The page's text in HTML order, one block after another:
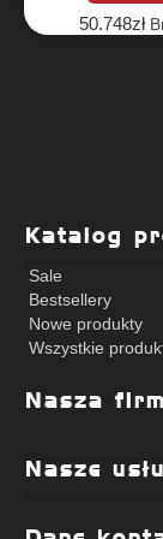
50.748zł
Katalog
Sale
Bestsellery
Nowe produkty
Wszystkie
Nasza
Nasze